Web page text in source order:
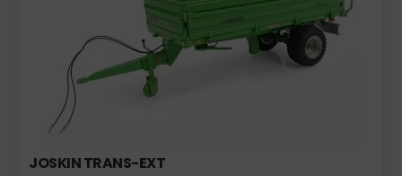
JOSKIN TRANS-EXT